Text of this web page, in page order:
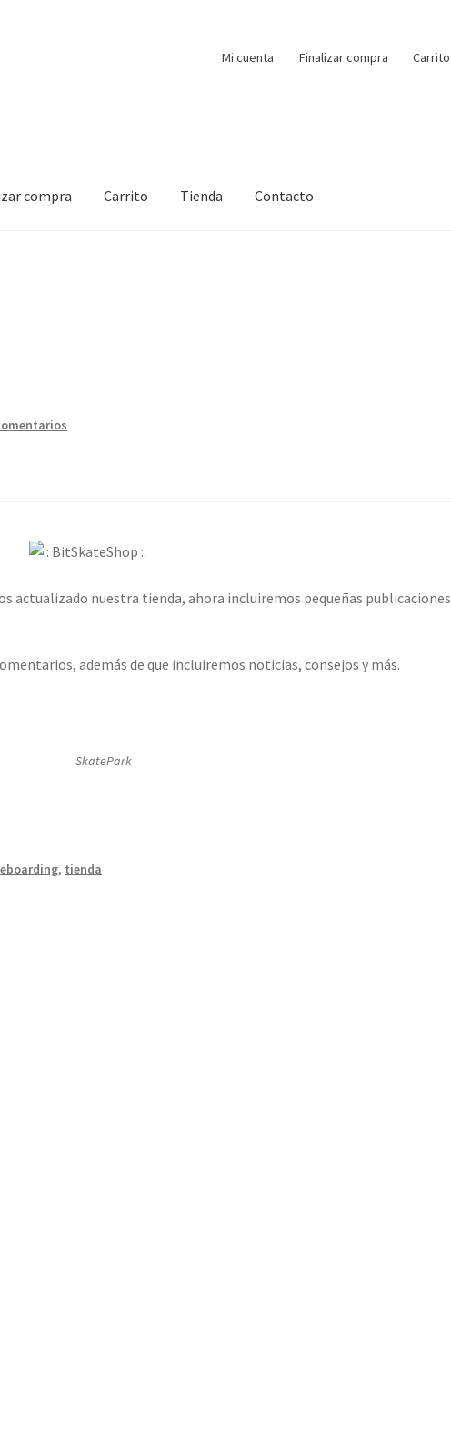
Mi cuenta Finalizar compra Carrito
compra Carrito Tienda Contacto
actualizado nuestra tienda, ahora incluiremos pequeñas publicaciones
además de que incluiremos noticias, consejos y más.
SkatePark
, tienda